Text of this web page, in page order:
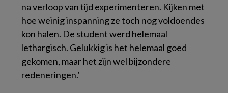
na verloop van tijd experimenteren. Kijken met
hoe weinig inspanning ze toch nog voldoendes
kon halen. De student werd helemaal
lethargisch. Gelukkig is het helemaal goed
gekomen, maar het zijn wel bijzondere
redeneringen.’